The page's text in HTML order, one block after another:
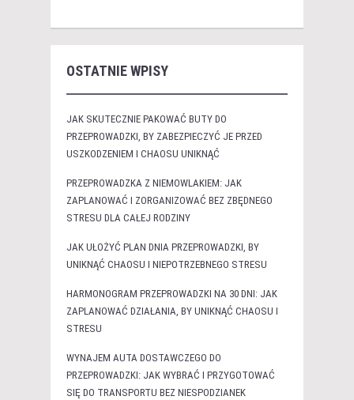
OSTATNIE WPISY
JAK SKUTECZNIE PAKOWAĆ BUTY DO
PRZEPROWADZKI, BY ZABEZPIECZYĆ JE PRZED
USZKODZENIEM I CHAOSU UNIKNĄĆ
PRZEPROWADZKA Z NIEMOWLAKIEM: JAK
ZAPLANOWAĆ I ZORGANIZOWAĆ BEZ ZBĘDNEGO
STRESU DLA CAŁEJ RODZINY
JAK UŁOŻYĆ PLAN DNIA PRZEPROWADZKI, BY
UNIKNĄĆ CHAOSU I NIEPOTRZEBNEGO STRESU
HARMONOGRAM PRZEPROWADZKI NA 30 DNI: JAK
ZAPLANOWAĆ DZIAŁANIA, BY UNIKNĄĆ CHAOSU I
STRESU
WYNAJEM AUTA DOSTAWCZEGO DO
PRZEPROWADZKI: JAK WYBRAĆ I PRZYGOTOWAĆ
SIĘ DO TRANSPORTU BEZ NIESPODZIANEK